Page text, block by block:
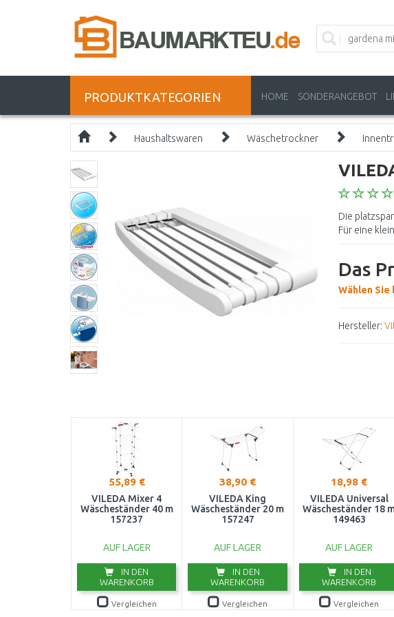
PRODUKTKATEGORIEN HOME SONDERANGEBOT
Haushaltswaren Wäschetrockner
Die
Für eine
Das
Wählen
Hersteller:
55,89 €
VILEDA Mixer 4
Wäscheständer 40 m
157237
AUF LAGER
IN DEN
WARENKORB
Vergleichen
38,90 €
VILEDA King
Wäscheständer 20 m
157247
AUF LAGER
IN DEN
WARENKORB
Vergleichen
18,98 €
VILEDA Universal
Wäscheständer 18
149463
AUF LAGER
IN DEN
WARENKORB
Vergleichen